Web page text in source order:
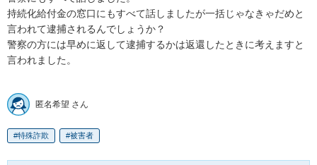
持続化給付金の窓口にもすべて話しましたが一括じゃなきゃだめと
言われて逮捕されるんでしょうか？
警察の方には早めに返して逮捕するかは返還したときに考えますと
言われました。
匿名希望 さん
特殊詐欺 被害者